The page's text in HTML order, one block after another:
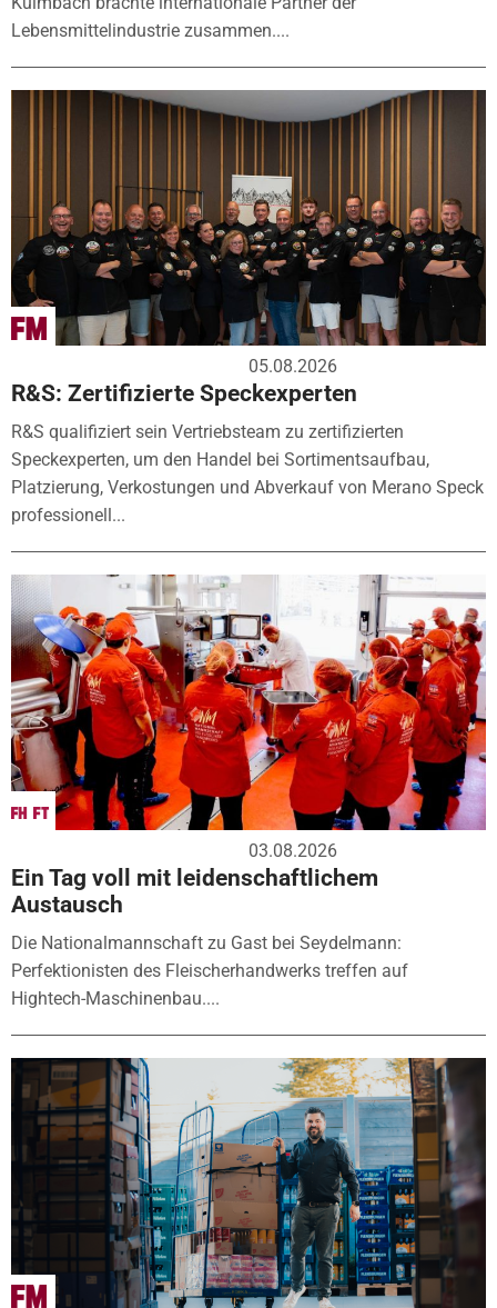
Lebensmittelindustrie zusammen....
05.08.2026
R&S: Zertifizierte Speckexperten
R&S qualifiziert sein Vertriebsteam zu zertifizierten
Speckexperten, um den Handel bei Sortimentsaufbau,
Platzierung, Verkostungen und Abverkauf von Merano Speck
professionell...
03.08.2026
Ein Tag voll mit leidenschaftlichem
Austausch
Die Nationalmannschaft zu Gast bei Seydelmann:
Perfektionisten des Fleischerhandwerks treffen auf
Hightech-Maschinenbau....